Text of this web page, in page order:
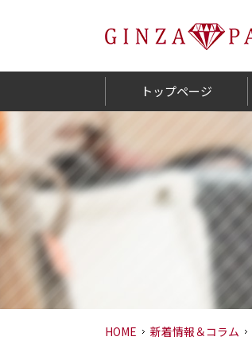
トップページ
HOME 新着情報＆コラム